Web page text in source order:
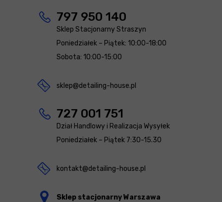
797 950 140
Sklep Stacjonarny Straszyn
Poniedziałek – Piątek: 10:00-18:00
Sobota: 10:00-15:00
sklep@detailing-house.pl
727 001 751
Dział Handlowy i Realizacja Wysyłek
Poniedziałek – Piątek 7:30-15.30
kontakt@detailing-house.pl
Sklep stacjonarny Warszawa